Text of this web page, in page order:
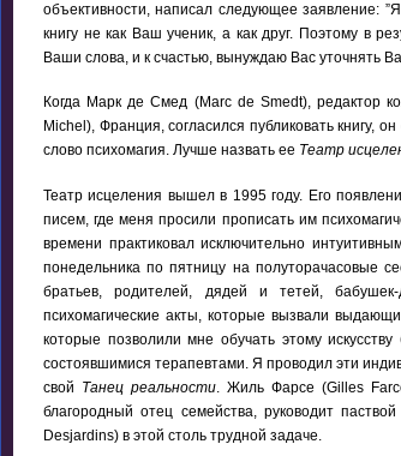
объективности, написал следующее заявление:
книгу не как Ваш ученик, а как друг. Поэтому в
Ваши слова, и к счастью, вынуждаю Вас уточнять
Когда Марк де Смед (Marc de Smedt), редактор
Michel), Франция, согласился публиковать книгу,
слово психомагия. Лучше назвать ее Театр
Театр исцеления вышел в 1995 году. Его
писем, где меня просили прописать им
времени практиковал исключительно
понедельника по пятницу на полуторачасовые
братьев, родителей, дядей и тетей,
психомагические акты, которые вызвали
которые позволили мне обучать этому
состоявшимися терапевтами. Я проводил эти
свой Танец реальности . Жиль Фарсе (Gilles
благородный отец семейства, руководит
Desjardins) в этой столь трудной задаче.